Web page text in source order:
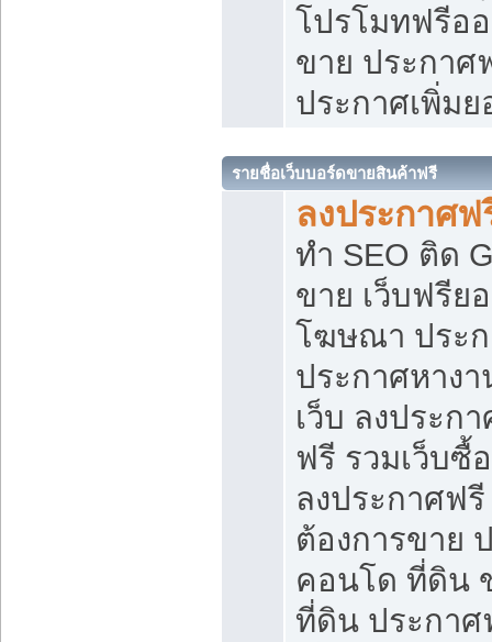
โปรโมทฟรีอ
ขาย ประกาศ
ประกาศเพิ่ม
รายชื่อเว็บบอร์ดขายสินค้าฟรี
ลงประกาศฟ
ทำ SEO ติด
ขาย เว็บฟรีย
โฆษณา ประ
ประกาศหาง
เว็บ ลงประก
ฟรี รวมเว็บซื้
ลงประกาศฟ
ต้องการขาย
คอนโด ที่ดิน
ที่ดิน ประกา